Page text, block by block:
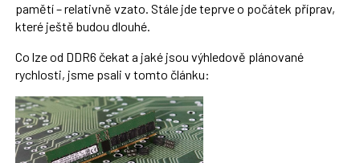
pamětí – relativně vzato. Stále jde teprve o počátek příprav,
které ještě budou dlouhé.
Co lze od DDR6 čekat a jaké jsou výhledově plánované
rychlosti, jsme psali v tomto článku: